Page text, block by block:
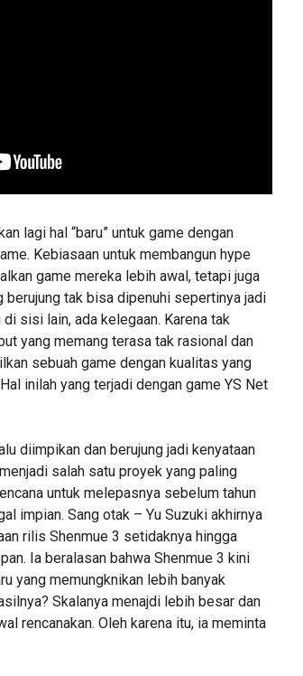
lagi hal “baru” untuk game dengan
Kebiasaan untuk membangun hype
game mereka lebih awal, tetapi juga
berujung tak bisa dipenuhi sepertinya jadi
sisi lain, ada kelegaan. Karena tak
yang memang terasa tak rasional dan
sebuah game dengan kualitas yang
inilah yang terjadi dengan game YS Net
diimpikan dan berujung jadi kenyataan
salah satu proyek yang paling
untuk melepasnya sebelum tahun
impian. Sang otak – Yu Suzuki akhirnya
rilis Shenmue 3 setidaknya hingga
Ia beralasan bahwa Shenmue 3 kini
yang memungknikan lebih banyak
Skalanya menajdi lebih besar dan
rencanakan. Oleh karena itu, ia meminta